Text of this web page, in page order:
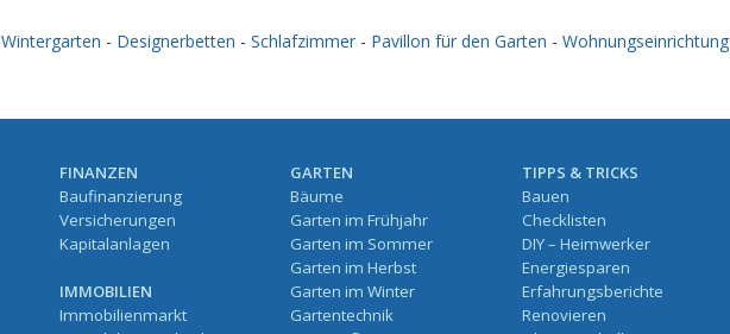
Wintergarten - Designerbetten - Schlafzimmer - Pavillon für den Garten - Wohnungseinrichtung
FINANZEN
Baufinanzierung
Versicherungen
Kapitalanlagen
IMMOBILIEN
Immobilienmarkt
GARTEN
Bäume
Garten im Frühjahr
Garten im Sommer
Garten im Herbst
Garten im Winter
Gartentechnik
TIPPS & TRICKS
Bauen
Checklisten
DIY – Heimwerker
Energiesparen
Erfahrungsberichte
Renovieren